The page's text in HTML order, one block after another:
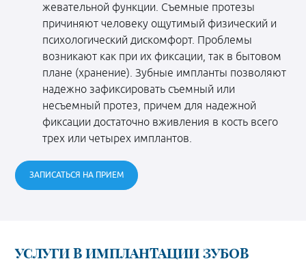
жевательной функции. Съемные протезы
причиняют человеку ощутимый физический и
психологический дискомфорт. Проблемы
возникают как при их фиксации, так в бытовом
плане (хранение). Зубные импланты позволяют
надежно зафиксировать съемный или
несъемный протез, причем для надежной
фиксации достаточно вживления в кость всего
трех или четырех имплантов.
ЗАПИСАТЬСЯ НА ПРИЕМ
УСЛУГИ В ИМПЛАНТАЦИИ ЗУБОВ